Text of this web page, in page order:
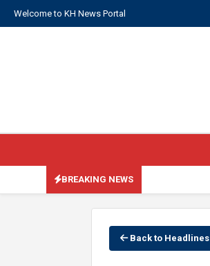
Welcome to KH News Portal
BREAKING NEWS
Back to Headlines